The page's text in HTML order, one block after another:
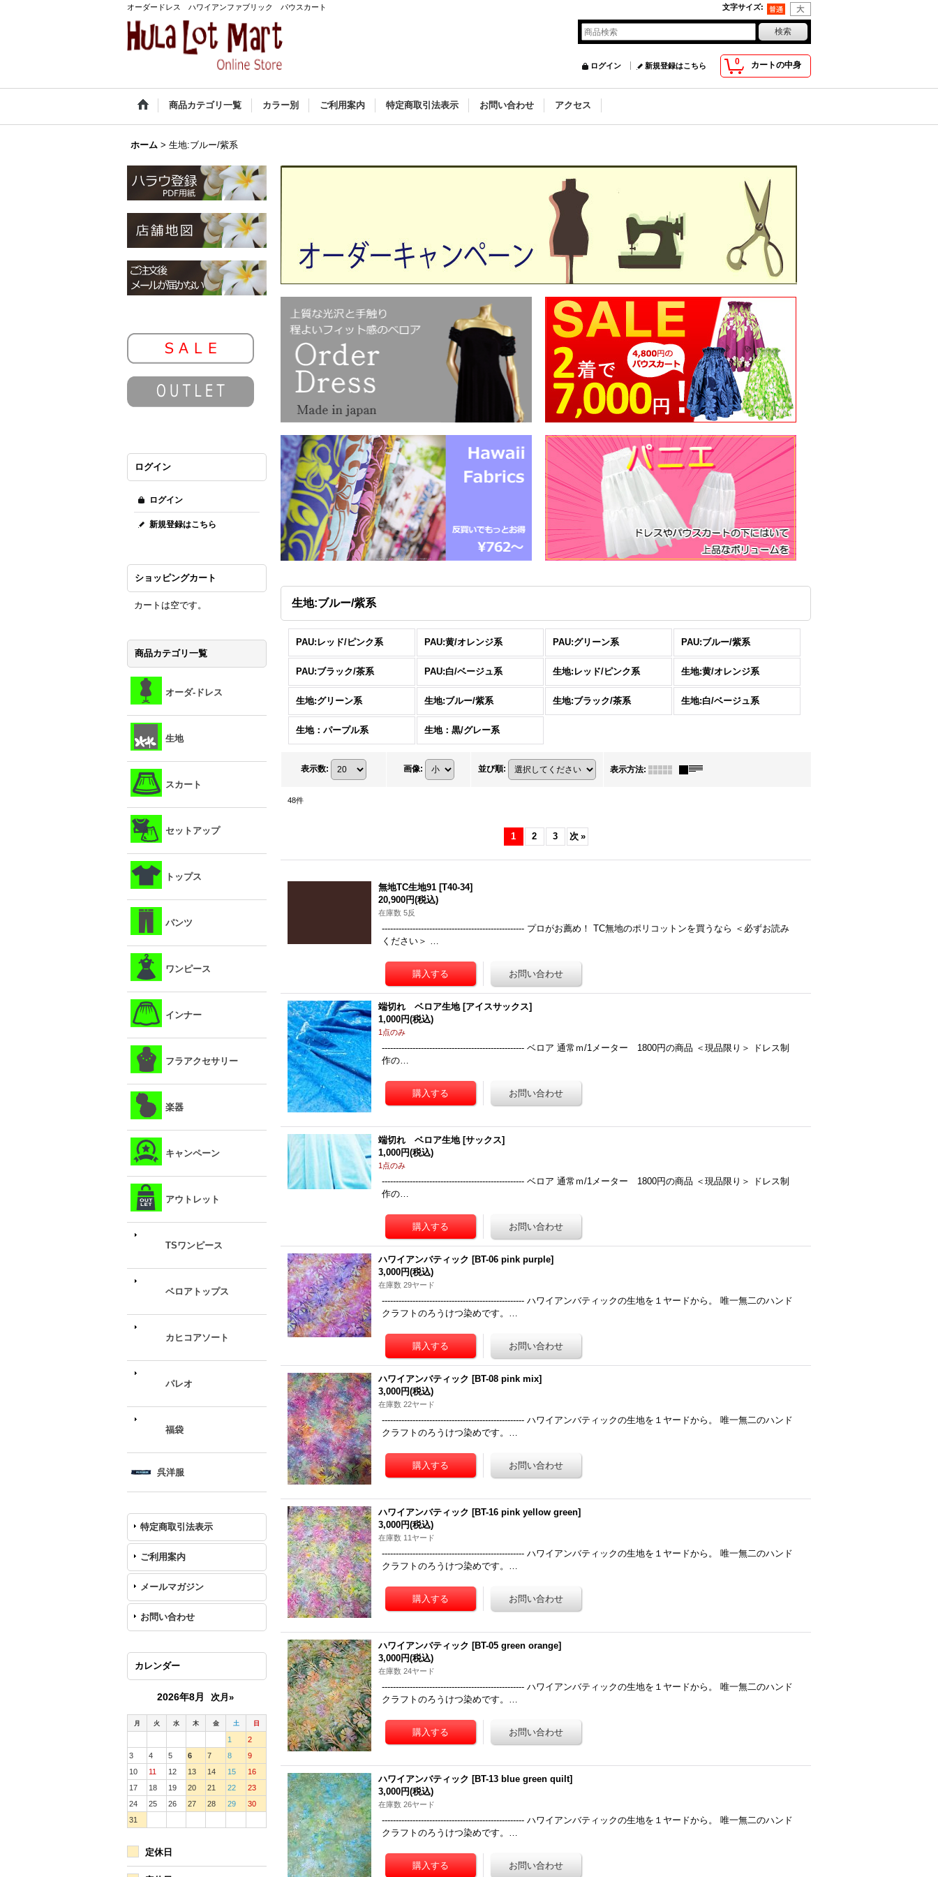
オーダードレス ハワイアンファブリック パウスカート 文字サイズ:
0 カートの中身
ログイン 新規登録はこちら
商品カテゴリ一覧 カラー別 ご利用案内 特定商取引法表示 お問い合わせ アクセス
ホーム > 生地:ブルー/紫系
ログイン
ログイン
新規登録はこちら
ショッピングカート
カートは空です。
商品カテゴリ一覧
オーダ-ドレス
生地
スカート
セットアップ
トップス
パンツ
ワンピース
インナー
フラアクセサリー
楽器
キャンペーン
アウトレット
TSワンピース
ベロアトップス
カヒコアソート
パレオ
福袋
呉洋服
特定商取引法表示
ご利用案内
メールマガジン
お問い合わせ
カレンダー
2026年8月 次月»
月 火 水 木 金 土 日
1
2
3
4 5 6 7 8
9
10
11 12 13 14 15
16
17
18 19 20 21 22
23
24
25 26 27 28 29
30
31
定休日
生地:ブルー/紫系
PAU:レッド/ピンク系 PAU:黄/オレンジ系 PAU:グリーン系 PAU:ブルー/紫系
PAU:ブラック/茶系 PAU:白/ベージュ系 生地:レッド/ピンク系 生地:黄/オレンジ系
生地:グリーン系 生地:ブルー/紫系 生地:ブラック/茶系 生地:白/ベージュ系
生地：パープル系 生地：黒/グレー系
表示数: 画像: 並び順: 表示方法:
48件
1 2 3 次 »
無地TC生地91 [T40-34]
20,900円(税込)
在庫数 5反
--------------------------------------------------- プロがお薦め！ TC無地のポリコットンを買うなら ＜必ずお読み
ください＞ …
端切れ ベロア生地 [アイスサックス]
1,000円(税込)
1点のみ
--------------------------------------------------- ベロア 通常ｍ/1メーター 1800円の商品 ＜現品限り＞ ドレス制
作の…
端切れ ベロア生地 [サックス]
1,000円(税込)
1点のみ
--------------------------------------------------- ベロア 通常ｍ/1メーター 1800円の商品 ＜現品限り＞ ドレス制
作の…
ハワイアンバティック [BT-06 pink purple]
3,000円(税込)
在庫数 29ヤード
--------------------------------------------------- ハワイアンバティックの生地を１ヤードから。 唯一無二のハンド
クラフトのろうけつ染めです。…
ハワイアンバティック [BT-08 pink mix]
3,000円(税込)
在庫数 22ヤード
--------------------------------------------------- ハワイアンバティックの生地を１ヤードから。 唯一無二のハンド
クラフトのろうけつ染めです。…
ハワイアンバティック [BT-16 pink yellow green]
3,000円(税込)
在庫数 11ヤード
--------------------------------------------------- ハワイアンバティックの生地を１ヤードから。 唯一無二のハンド
クラフトのろうけつ染めです。…
ハワイアンバティック [BT-05 green orange]
3,000円(税込)
在庫数 24ヤード
--------------------------------------------------- ハワイアンバティックの生地を１ヤードから。 唯一無二のハンド
クラフトのろうけつ染めです。…
ハワイアンバティック [BT-13 blue green quilt]
3,000円(税込)
在庫数 26ヤード
--------------------------------------------------- ハワイアンバティックの生地を１ヤードから。 唯一無二のハンド
クラフトのろうけつ染めです。…